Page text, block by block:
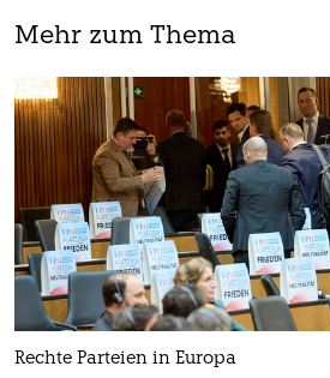
Mehr zum Thema
Rechte Parteien in Europa